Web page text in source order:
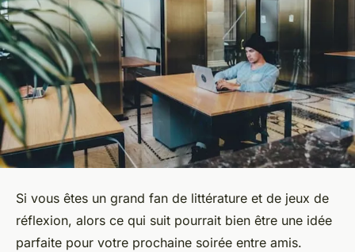
Si vous êtes un grand fan de littérature et de jeux de
réflexion, alors ce qui suit pourrait bien être une idée
parfaite pour votre prochaine soirée entre amis.